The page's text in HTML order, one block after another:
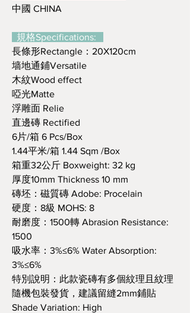
中國 CHINA
規格Specifications:
長條形Rectangle：20X120cm
墙地通鋪Versatile
木紋Wood effect
啞光Matte
浮雕面 Relie
直邊磚 Rectified
6片/箱 6 Pcs/Box
1.44平米/箱 1.44 Sqm /Box
箱重32公斤 Boxweight: 32 kg
厚度10mm Thickness 10 mm
磚坯：磁質磚 Adobe: Procelain
硬度：8級 MOHS: 8
耐磨度：1500轉 Abrasion Resistance:
1500
吸水率：3%≤6% Water Absorption:
3%≤6%
特別說明：此款瓷磚有多個紋理且紋理
隨機包裝發貨，建議留縫2mm鋪貼
Shade Variation: High